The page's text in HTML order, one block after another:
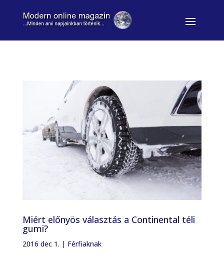
Miért előnyös választás a Continental téli
gumi?
2016 dec 1. | Férfiaknak